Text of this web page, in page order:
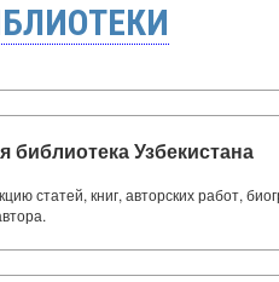
библиотека Узбекистана
статей, книг, авторских работ,